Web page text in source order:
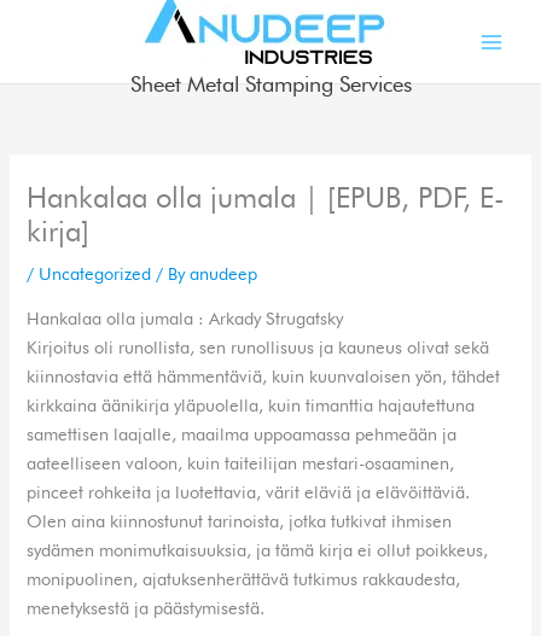
Sheet Metal Stamping Services
Hankalaa olla jumala | [EPUB, PDF, E-
kirja]
/ Uncategorized / Byanudeep
Hankalaa olla jumala : Arkady Strugatsky
Kirjoitus oli runollista, sen runollisuus ja kauneus olivat sekä
kiinnostavia että hämmentäviä, kuin kuunvaloisen yön, tähdet
kirkkaina äänikirja yläpuolella, kuin timanttia hajautettuna
samettisen laajalle, maailma uppoamassa pehmeään ja
aateelliseen valoon, kuin taiteilijan mestari-osaaminen,
pinceet rohkeita ja luotettavia, värit eläviä ja elävöittäviä.
Olen aina kiinnostunut tarinoista, jotka tutkivat ihmisen
sydämen monimutkaisuuksia, ja tämä kirja ei ollut poikkeus,
monipuolinen, ajatuksenherättävä tutkimus rakkaudesta,
menetyksestä ja päästymisestä.